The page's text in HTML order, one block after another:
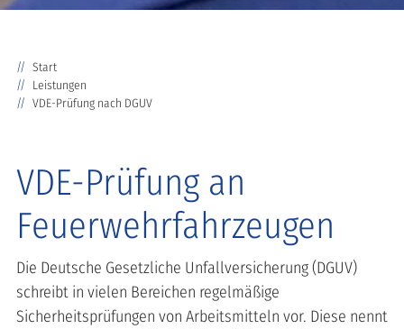
Start
Leistungen
VDE-Prüfung nach DGUV
VDE-Prüfung an
Feuerwehrfahrzeugen
Die Deutsche Gesetzliche Unfallversicherung (DGUV)
schreibt in vielen Bereichen regelmäßige
Sicherheitsprüfungen von Arbeitsmitteln vor. Diese nennt